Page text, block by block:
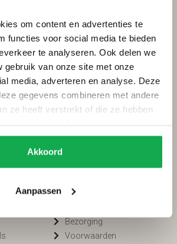
om content en advertenties te
functies voor social media te bieden
te analyseren. Ook delen we
gebruik van onze site met onze
media, adverteren en analyse. Deze
gegevens combineren met andere
ze heeft verstrekt of die ze hebben
Akkoord
Aanpassen
Services
Bestellen
Bezorging
Voorwaarden